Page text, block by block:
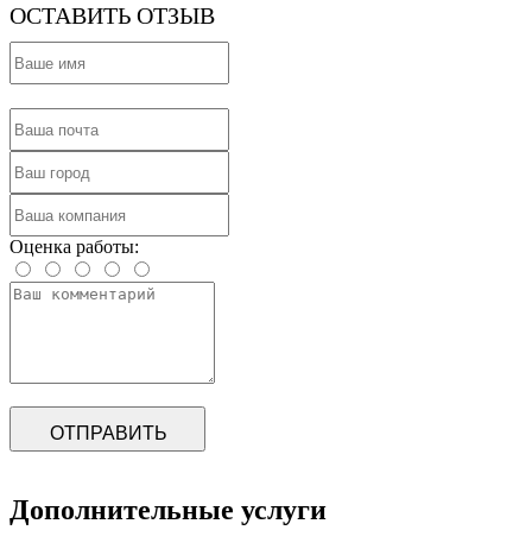
ОСТАВИТЬ ОТЗЫВ
Оценка работы:
ОТПРАВИТЬ
Дополнительные услуги